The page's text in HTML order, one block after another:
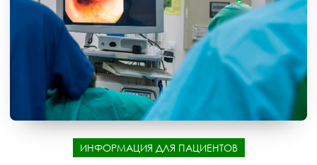
ИНФОРМАЦИЯ ДЛЯ ПАЦИЕНТОВ